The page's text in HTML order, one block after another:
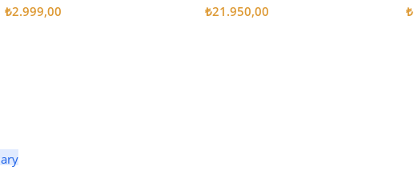
₺2.999,00 ₺21.950,00 ₺